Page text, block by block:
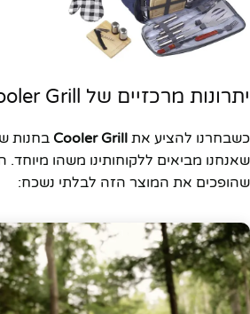
יתרונות מרכזיים של Cooler Grill
כשבחרנו להציע את Cooler Grill בחנות
שאנחנו מביאים ללקוחותינו משהו מיוחד.
שהופכים את המוצר הזה לבלתי נשכח: